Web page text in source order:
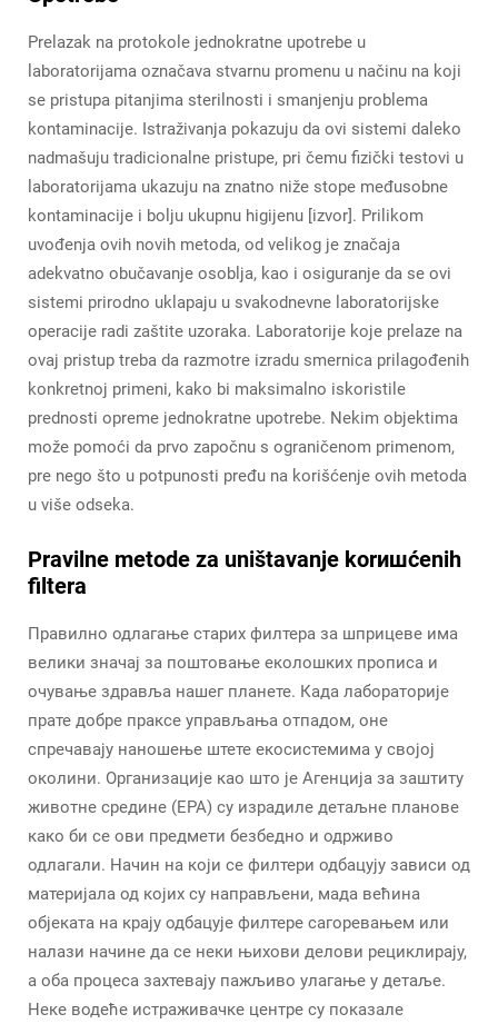
Prelazak na protokole jednokratne upotrebe u
laboratorijama označava stvarnu promenu u načinu na koji
se pristupa pitanjima sterilnosti i smanjenju problema
kontaminacije. Istraživanja pokazuju da ovi sistemi daleko
nadmašuju tradicionalne pristupe, pri čemu fizički testovi u
laboratorijama ukazuju na znatno niže stope međusobne
kontaminacije i bolju ukupnu higijenu [izvor]. Prilikom
uvođenja ovih novih metoda, od velikog je značaja
adekvatno obučavanje osoblja, kao i osiguranje da se ovi
sistemi prirodno uklapaju u svakodnevne laboratorijske
operacije radi zaštite uzoraka. Laboratorije koje prelaze na
ovaj pristup treba da razmotre izradu smernica prilagođenih
konkretnoj primeni, kako bi maksimalno iskoristile
prednosti opreme jednokratne upotrebe. Nekim objektima
može pomoći da prvo započnu s ograničenom primenom,
pre nego što u potpunosti pređu na korišćenje ovih metoda
u više odseka.
Pravilne metode za uništavanje korишćenih
filtera
Правилно одлагање старих филтера за шприцеве има
велики значај за поштовање еколошких прописа и
очување здравља нашег планете. Када лабораторије
прате добре праксе управљања отпадом, оне
спречавају наношење штете екосистемима у својој
околини. Организације као што је Агенција за заштиту
животне средине (EPA) су израдиле детаљне планове
како би се ови предмети безбедно и одрживо
одлагали. Начин на који се филтери одбацују зависи од
материјала од којих су направљени, мада већина
објеката на крају одбацује филтере сагоревањем или
налази начине да се неки њихови делови рециклирају,
а оба процеса захтевају пажљиво улагање у детаље.
Неке водеће истраживачке центре су показале